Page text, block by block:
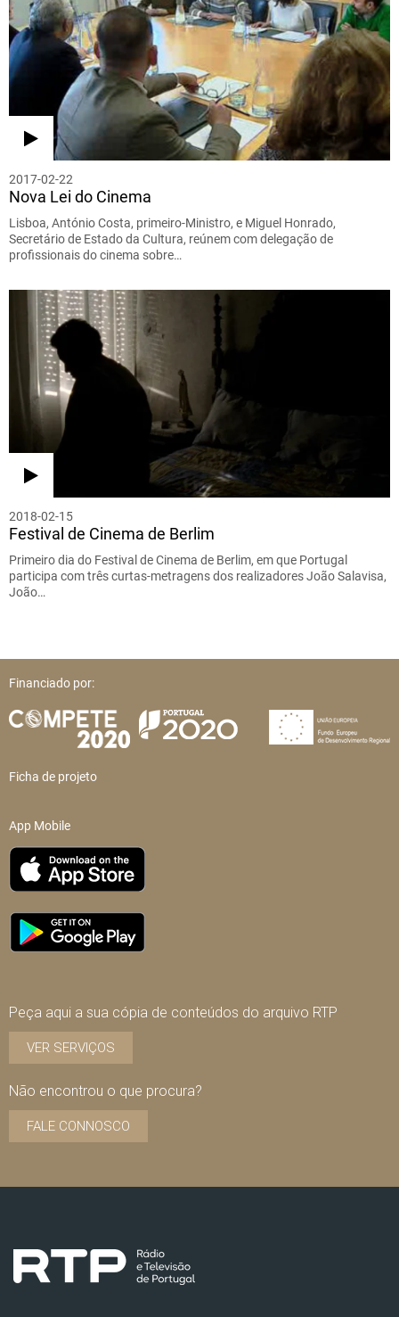
2017-02-22
Nova Lei do Cinema
Lisboa, António Costa, primeiro-Ministro, e Miguel Honrado,
Secretário de Estado da Cultura, reúnem com delegação de
profissionais do cinema sobre…
2018-02-15
Festival de Cinema de Berlim
Primeiro dia do Festival de Cinema de Berlim, em que Portugal
participa com três curtas-metragens dos realizadores João Salavisa,
João…
Financiado por:
Ficha de projeto
App Mobile
Peça aqui a sua cópia de conteúdos do arquivo RTP
VER SERVIÇOS
Não encontrou o que procura?
FALE CONNOSCO